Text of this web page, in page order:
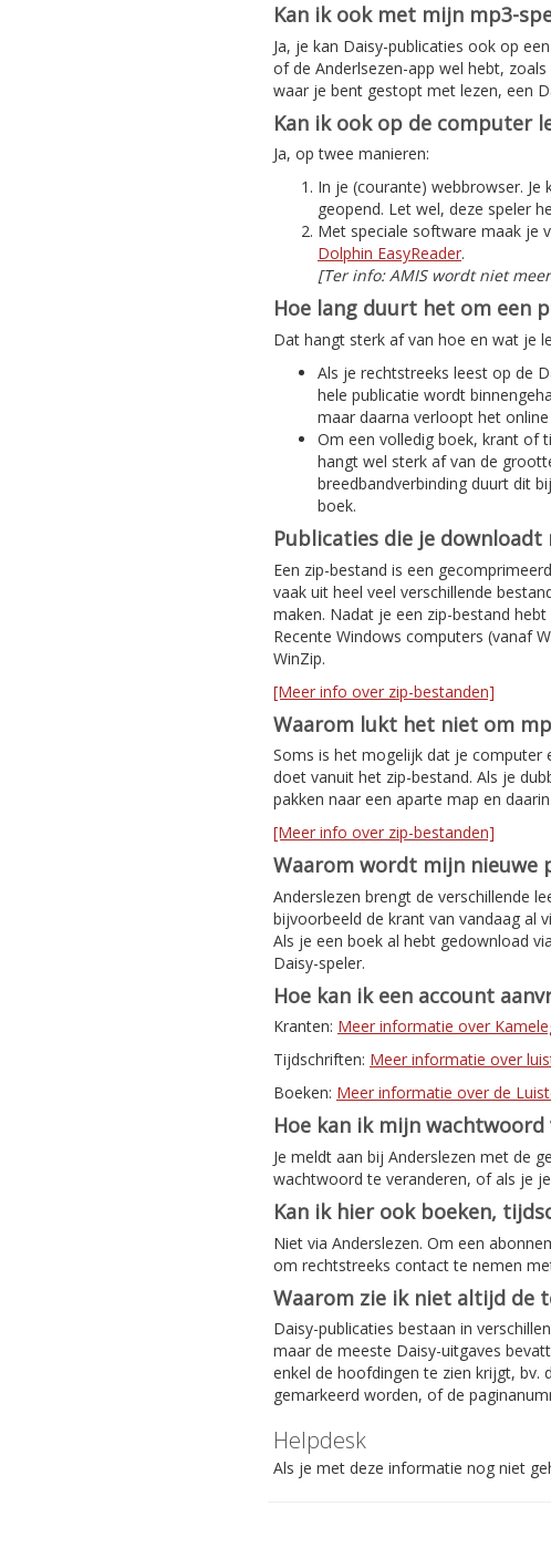
Kan ik ook met mijn mp3-
Ja, je kan Daisy-publicaties ook op
of de Anderlsezen-app wel hebt,
waar je bent gestopt met lezen, een
Kan ik ook op de computer
Ja, op twee manieren:
In je (courante) webbrowser.
geopend. Let wel, deze speler
Met speciale software maak je
Dolphin EasyReader.
[Ter info: AMIS wordt niet
Hoe lang duurt het om een
Dat hangt sterk af van hoe en wat je
Als je rechtstreeks leest op de
hele publicatie wordt
maar daarna verloopt het
Om een volledig boek, krant of
hangt wel sterk af van de
breedbandverbinding duurt dit
boek.
Publicaties die je
Een zip-bestand is een
vaak uit heel veel verschillende
maken. Nadat je een zip-bestand
Recente Windows computers (vanaf
WinZip.
[Meer info over zip-bestanden]
Waarom lukt het niet om
Soms is het mogelijk dat je computer
doet vanuit het zip-bestand. Als je
pakken naar een aparte map en
[Meer info over zip-bestanden]
Waarom wordt mijn nieuwe
Anderslezen brengt de verschillende
bijvoorbeeld de krant van vandaag al
Als je een boek al hebt gedownload
Daisy-speler.
Hoe kan ik een account
Kranten: Meer informatie over
Tijdschriften: Meer informatie over
Boeken: Meer informatie over de
Hoe kan ik mijn wachtwoord
Je meldt aan bij Anderslezen met de
wachtwoord te veranderen, of als je
Kan ik hier ook boeken,
Niet via Anderslezen. Om een
om rechtstreeks contact te nemen
Waarom zie ik niet altijd de
Daisy-publicaties bestaan in
maar de meeste Daisy-uitgaves
enkel de hoofdingen te zien krijgt,
gemarkeerd worden, of de
Helpdesk
Als je met deze informatie nog niet